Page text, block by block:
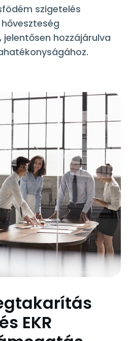
szigetelés
hozzájárulva
EKR